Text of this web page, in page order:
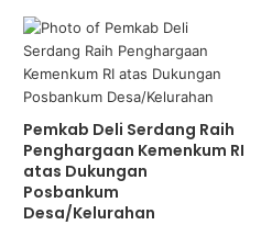
Pemkab Deli Serdang Raih
Penghargaan Kemenkum RI
atas Dukungan
Posbankum
Desa/Kelurahan